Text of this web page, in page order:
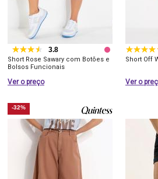
3.8
Short Rose Sawary com Botões e
Bolsos Funcionais
Ver o preço
Short Off
Ver o
-32%